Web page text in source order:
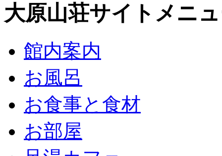
大原山荘サイトメニ
館内案内
お風呂
お食事と食材
お部屋